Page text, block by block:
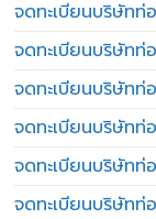
จดทะเบียนบริษัทท่
จดทะเบียนบริษัทท่
จดทะเบียนบริษัทท่
จดทะเบียนบริษัทท่
จดทะเบียนบริษัทท่
จดทะเบียนบริษัทท่